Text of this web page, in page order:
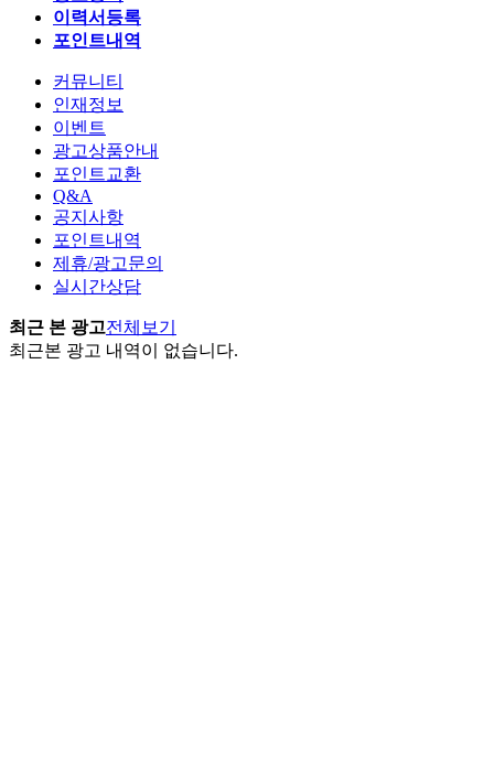
이력서등록
포인트내역
커뮤니티
인재정보
이벤트
광고상품안내
포인트교환
Q&A
공지사항
포인트내역
제휴/광고문의
실시간상담
최근 본 광고전체보기
최근본 광고 내역이 없습니다.